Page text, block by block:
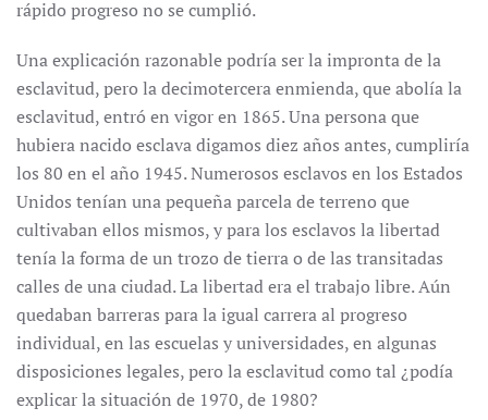
rápido progreso no se cumplió.
Una explicación razonable podría ser la impronta de la
esclavitud, pero la decimotercera enmienda, que abolía la
esclavitud, entró en vigor en 1865. Una persona que
hubiera nacido esclava digamos diez años antes, cumpliría
los 80 en el año 1945. Numerosos esclavos en los Estados
Unidos tenían una pequeña parcela de terreno que
cultivaban ellos mismos, y para los esclavos la libertad
tenía la forma de un trozo de tierra o de las transitadas
calles de una ciudad. La libertad era el trabajo libre. Aún
quedaban barreras para la igual carrera al progreso
individual, en las escuelas y universidades, en algunas
disposiciones legales, pero la esclavitud como tal ¿podía
explicar la situación de 1970, de 1980?